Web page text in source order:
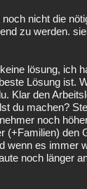
nicht die
zu werden.
lösung, ich
Lösung ist.
Klar den
du machen?
noch
(+Familien) den
wenn es immer
noch länger